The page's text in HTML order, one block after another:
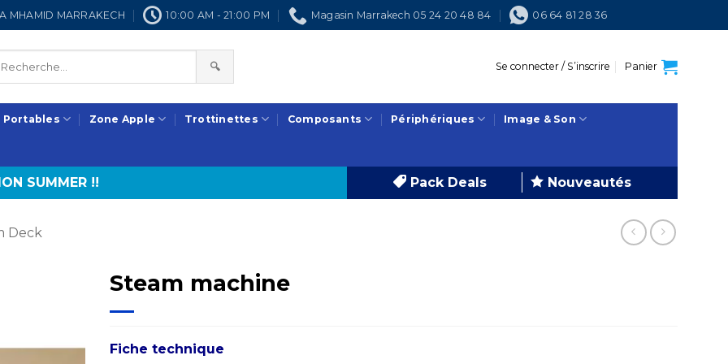
MHAMID MARRAKECH 10:00 AM - 21:00 PM Magasin Marrakech 05 24 20 48 84 06 64 81 28 36
🔍 Se connecter / S’inscrire Panier
Portables Zone Apple Trottinettes Composants Périphériques Image & Son
SUMMER !! Pack Deals Nouveautés
Deck
Steam machine
Fiche technique